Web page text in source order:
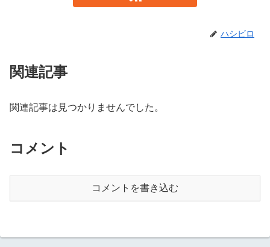
ハシビロ
関連記事
関連記事は見つかりませんでした。
コメント
コメントを書き込む